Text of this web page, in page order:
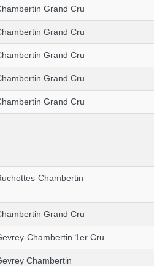
Grand Cru
Grand Cru
Grand Cru
Grand Cru
Grand Cru
Chambertin
Grand Cru
Chambertin 1er Cru
Chambertin